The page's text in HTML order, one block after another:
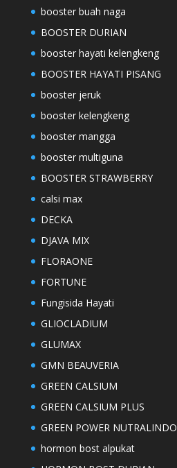
booster buah naga
BOOSTER DURIAN
booster hayati kelengkeng
BOOSTER HAYATI PISANG
booster jeruk
booster kelengkeng
booster mangga
booster multiguna
BOOSTER STRAWBERRY
calsi max
DECKA
DJAVA MIX
FLORAONE
FORTUNE
Fungisida Hayati
GLIOCLADIUM
GLUMAX
GMN BEAUVERIA
GREEN CALSIUM
GREEN CALSIUM PLUS
GREEN POWER NUTRALINDO
hormon bost alpukat